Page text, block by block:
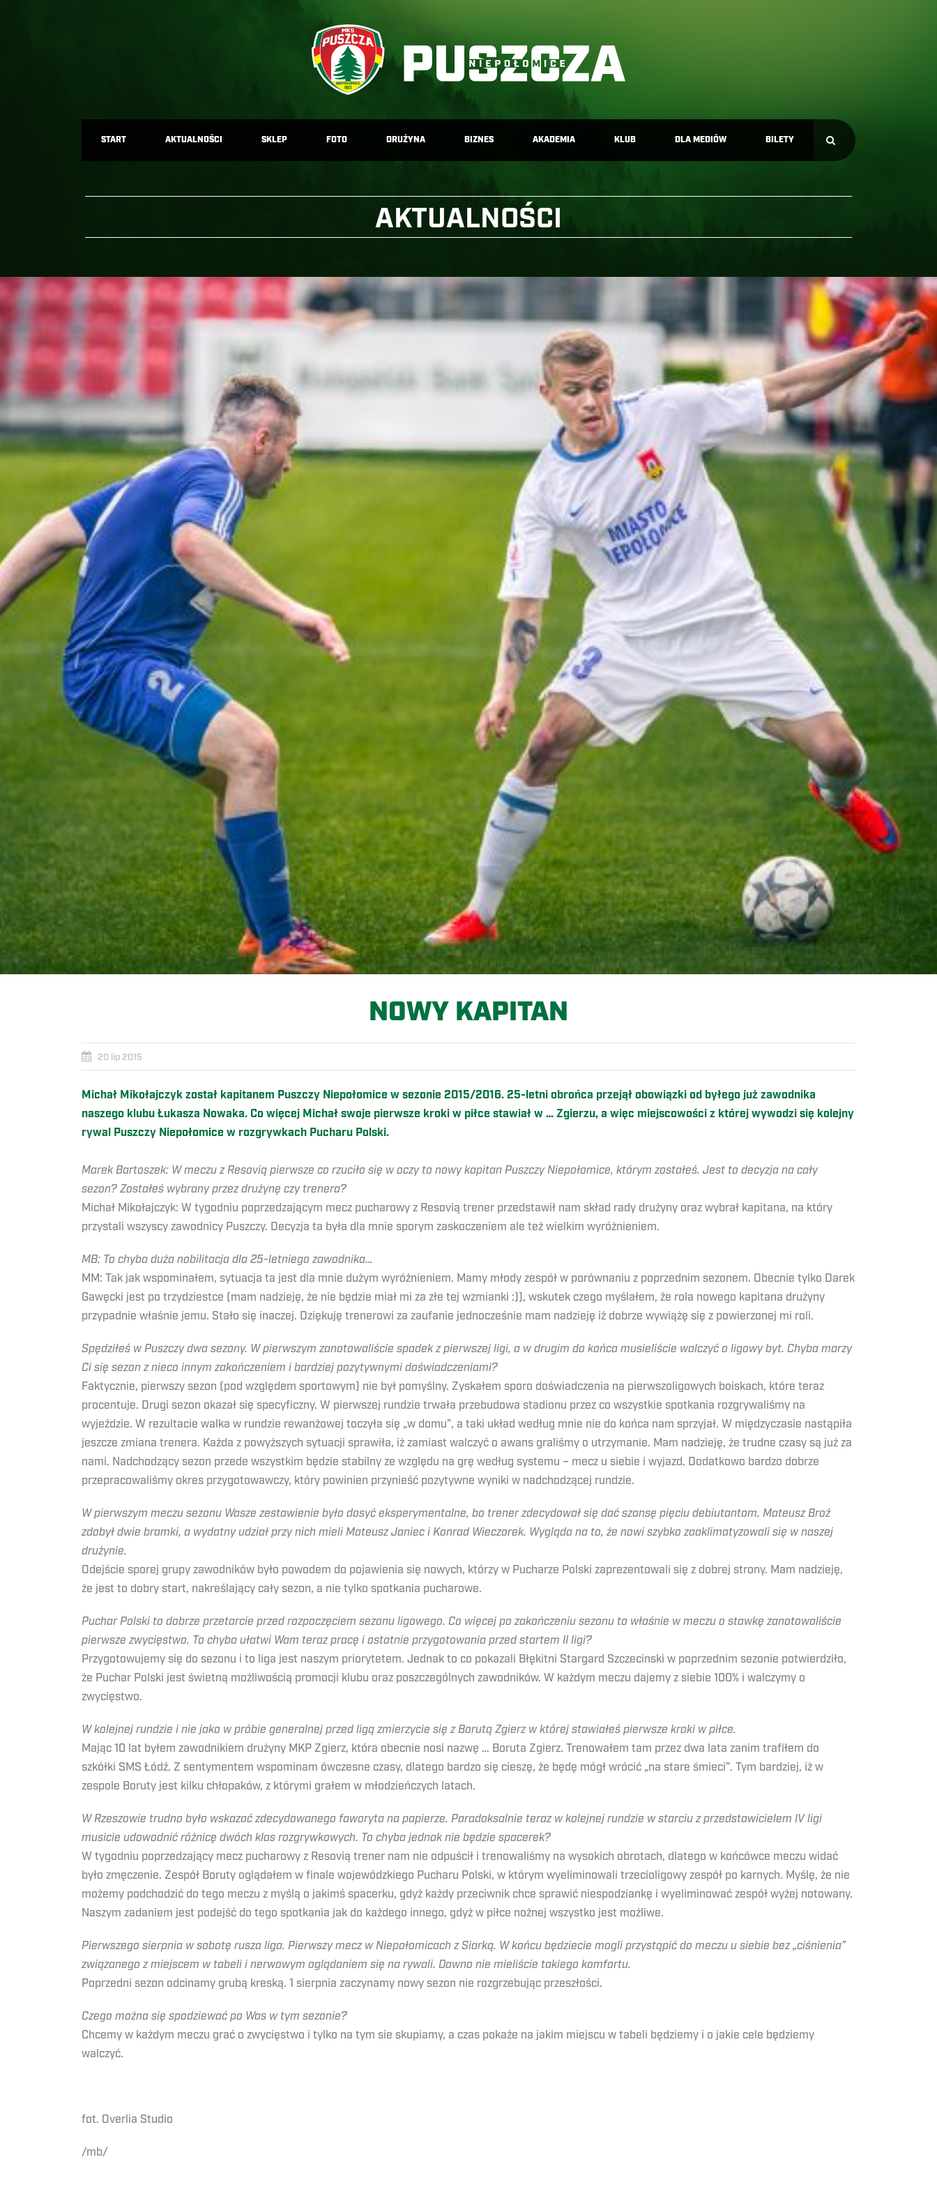
START AKTUALNOŚCI SKLEP FOTO DRUŻYNA BIZNES AKADEMIA KLUB DLA MEDIÓW BILETY
AKTUALNOŚCI
NOWY KAPITAN
20 lip 2015
Michał Mikołajczyk został kapitanem Puszczy Niepołomice w sezonie 2015/2016. 25-letni obrońca przejął obowiązki od byłego już zawodnika
naszego klubu Łukasza Nowaka. Co więcej Michał swoje pierwsze kroki w piłce stawiał w … Zgierzu, a więc miejscowości z której wywodzi się kolejny
rywal Puszczy Niepołomice w rozgrywkach Pucharu Polski.
Marek Bartoszek: W meczu z Resovią pierwsze co rzuciło się w oczy to nowy kapitan Puszczy Niepołomice, którym zostałeś. Jest to decyzja na cały
sezon? Zostałeś wybrany przez drużynę czy trenera?
Michał Mikołajczyk: W tygodniu poprzedzającym mecz pucharowy z Resovią trener przedstawił nam skład rady drużyny oraz wybrał kapitana, na który
przystali wszyscy zawodnicy Puszczy. Decyzja ta była dla mnie sporym zaskoczeniem ale też wielkim wyróżnieniem.
MB: To chyba duża nobilitacja dla 25-letniego zawodnika…
MM: Tak jak wspominałem, sytuacja ta jest dla mnie dużym wyróżnieniem. Mamy młody zespół w porównaniu z poprzednim sezonem. Obecnie tylko Darek
Gawęcki jest po trzydziestce (mam nadzieję, że nie będzie miał mi za złe tej wzmianki :)), wskutek czego myślałem, że rola nowego kapitana drużyny
przypadnie właśnie jemu. Stało się inaczej. Dziękuję trenerowi za zaufanie jednocześnie mam nadzieję iż dobrze wywiążę się z powierzonej mi roli.
Spędziłeś w Puszczy dwa sezony. W pierwszym zanotowaliście spadek z pierwszej ligi, a w drugim do końca musieliście walczyć o ligowy byt. Chyba marzy
Ci się sezon z nieco innym zakończeniem i bardziej pozytywnymi doświadczeniami?
Faktycznie, pierwszy sezon (pod względem sportowym) nie był pomyślny. Zyskałem sporo doświadczenia na pierwszoligowych boiskach, które teraz
procentuje. Drugi sezon okazał się specyficzny. W pierwszej rundzie trwała przebudowa stadionu przez co wszystkie spotkania rozgrywaliśmy na
wyjeździe. W rezultacie walka w rundzie rewanżowej toczyła się „w domu”, a taki układ według mnie nie do końca nam sprzyjał. W międzyczasie nastąpiła
jeszcze zmiana trenera. Każda z powyższych sytuacji sprawiła, iż zamiast walczyć o awans graliśmy o utrzymanie. Mam nadzieję, że trudne czasy są już za
nami. Nadchodzący sezon przede wszystkim będzie stabilny ze względu na grę według systemu – mecz u siebie i wyjazd. Dodatkowo bardzo dobrze
przepracowaliśmy okres przygotowawczy, który powinien przynieść pozytywne wyniki w nadchodzącej rundzie.
W pierwszym meczu sezonu Wasze zestawienie było dosyć eksperymentalne, bo trener zdecydował się dać szansę pięciu debiutantom. Mateusz Broź
zdobył dwie bramki, a wydatny udział przy nich mieli Mateusz Janiec i Konrad Wieczorek. Wygląda na to, że nowi szybko zaaklimatyzowali się w naszej
drużynie.
Odejście sporej grupy zawodników było powodem do pojawienia się nowych, którzy w Pucharze Polski zaprezentowali się z dobrej strony. Mam nadzieję,
że jest to dobry start, nakreślający cały sezon, a nie tylko spotkania pucharowe.
Puchar Polski to dobrze przetarcie przed rozpoczęciem sezonu ligowego. Co więcej po zakończeniu sezonu to właśnie w meczu o stawkę zanotowaliście
pierwsze zwycięstwo. To chyba ułatwi Wam teraz pracę i ostatnie przygotowania przed startem II ligi?
Przygotowujemy się do sezonu i to liga jest naszym priorytetem. Jednak to co pokazali Błękitni Stargard Szczecinski w poprzednim sezonie potwierdziło,
że Puchar Polski jest świetną możliwością promocji klubu oraz poszczególnych zawodników. W każdym meczu dajemy z siebie 100% i walczymy o
zwycięstwo.
W kolejnej rundzie i nie jako w próbie generalnej przed ligą zmierzycie się z Borutą Zgierz w której stawiałeś pierwsze kroki w piłce.
Mając 10 lat byłem zawodnikiem drużyny MKP Zgierz, która obecnie nosi nazwę … Boruta Zgierz. Trenowałem tam przez dwa lata zanim trafiłem do
szkółki SMS Łódź. Z sentymentem wspominam ówczesne czasy, dlatego bardzo się cieszę, że będę mógł wrócić „na stare śmieci”. Tym bardziej, iż w
zespole Boruty jest kilku chłopaków, z którymi grałem w młodzieńczych latach.
W Rzeszowie trudno było wskazać zdecydowanego faworyta na papierze. Paradoksalnie teraz w kolejnej rundzie w starciu z przedstawicielem IV ligi
musicie udowodnić różnicę dwóch klas rozgrywkowych. To chyba jednak nie będzie spacerek?
W tygodniu poprzedzający mecz pucharowy z Resovią trener nam nie odpuścił i trenowaliśmy na wysokich obrotach, dlatego w końcówce meczu widać
było zmęczenie. Zespół Boruty oglądałem w finale wojewódzkiego Pucharu Polski, w którym wyeliminowali trzecioligowy zespół po karnych. Myślę, że nie
możemy podchodzić do tego meczu z myślą o jakimś spacerku, gdyż każdy przeciwnik chce sprawić niespodziankę i wyeliminować zespół wyżej notowany.
Naszym zadaniem jest podejść do tego spotkania jak do każdego innego, gdyż w piłce nożnej wszystko jest możliwe.
Pierwszego sierpnia w sobotę rusza liga. Pierwszy mecz w Niepołomicach z Siarką. W końcu będziecie mogli przystąpić do meczu u siebie bez „ciśnienia”
związanego z miejscem w tabeli i nerwowym oglądaniem się na rywali. Dawno nie mieliście takiego komfortu.
Poprzedni sezon odcinamy grubą kreską. 1 sierpnia zaczynamy nowy sezon nie rozgrzebując przeszłości.
Czego można się spodziewać po Was w tym sezonie?
Chcemy w każdym meczu grać o zwycięstwo i tylko na tym sie skupiamy, a czas pokaże na jakim miejscu w tabeli będziemy i o jakie cele będziemy
walczyć.
fot. Overlia Studio
/mb/